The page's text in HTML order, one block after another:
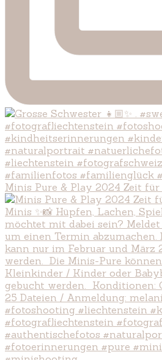
Minis Pure & Play 2024 Zeit